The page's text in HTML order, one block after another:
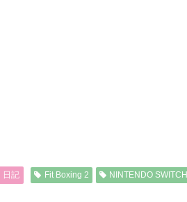
日記 Fit Boxing 2 NINTENDO SWITCH